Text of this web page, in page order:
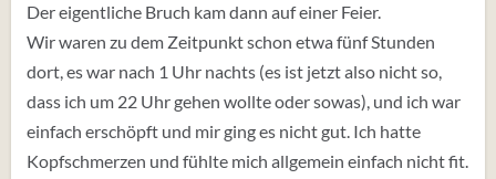
Der eigentliche Bruch kam dann auf einer Feier.
Wir waren zu dem Zeitpunkt schon etwa fünf Stunden
dort, es war nach 1 Uhr nachts (es ist jetzt also nicht so,
dass ich um 22 Uhr gehen wollte oder sowas), und ich war
einfach erschöpft und mir ging es nicht gut. Ich hatte
Kopfschmerzen und fühlte mich allgemein einfach nicht fit.